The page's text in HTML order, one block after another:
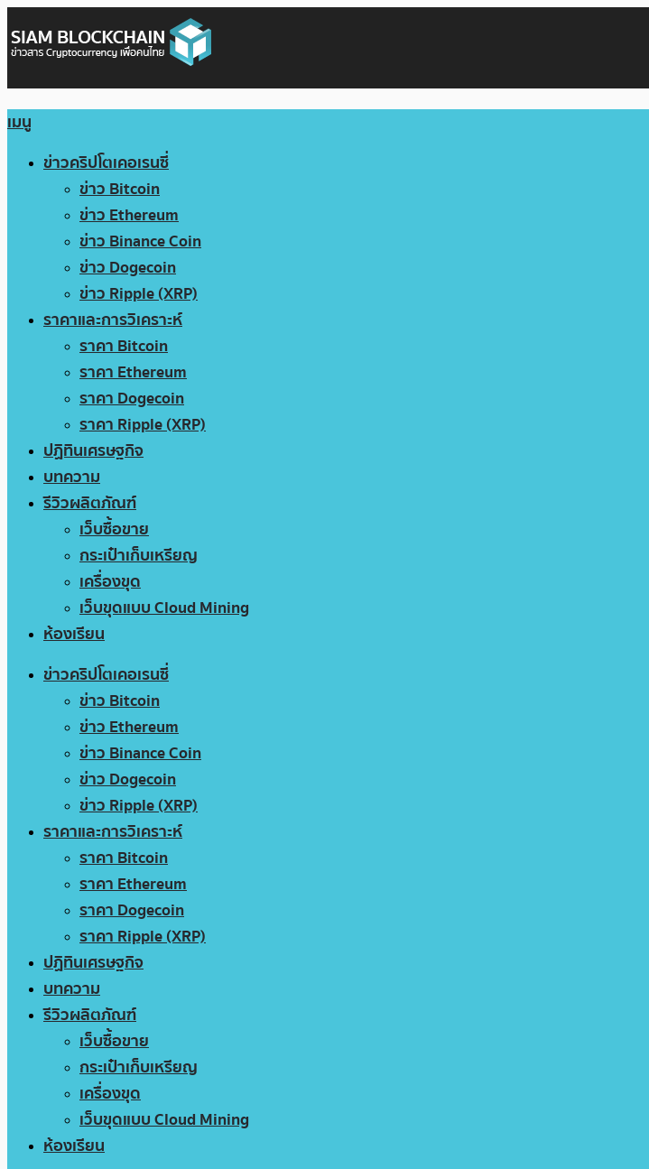
เมนู
ข่าวคริปโตเคอเรนซี่
ข่าว Bitcoin
ข่าว Ethereum
ข่าว Binance Coin
ข่าว Dogecoin
ข่าว Ripple (XRP)
ราคาและการวิเคราะห์
ราคา Bitcoin
ราคา Ethereum
ราคา Dogecoin
ราคา Ripple (XRP)
ปฏิทินเศรษฐกิจ
บทความ
รีวิวผลิตภัณฑ์
เว็บซื้อขาย
กระเป๋าเก็บเหรียญ
เครื่องขุด
เว็บขุดแบบ Cloud Mining
ห้องเรียน
ข่าวคริปโตเคอเรนซี่
ข่าว Bitcoin
ข่าว Ethereum
ข่าว Binance Coin
ข่าว Dogecoin
ข่าว Ripple (XRP)
ราคาและการวิเคราะห์
ราคา Bitcoin
ราคา Ethereum
ราคา Dogecoin
ราคา Ripple (XRP)
ปฏิทินเศรษฐกิจ
บทความ
รีวิวผลิตภัณฑ์
เว็บซื้อขาย
กระเป๋าเก็บเหรียญ
เครื่องขุด
เว็บขุดแบบ Cloud Mining
ห้องเรียน